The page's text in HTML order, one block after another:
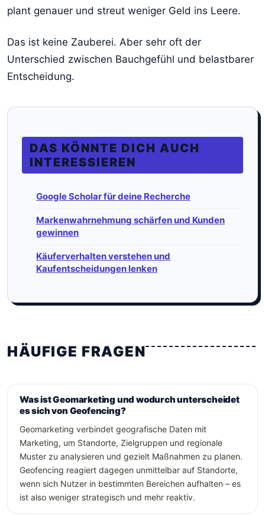
plant genauer und streut weniger Geld ins Leere.
Das ist keine Zauberei. Aber sehr oft der
Unterschied zwischen Bauchgefühl und belastbarer
Entscheidung.
DAS KÖNNTE DICH AUCH
INTERESSIEREN
Google Scholar für deine Recherche
Markenwahrnehmung schärfen und Kunden
gewinnen
Käuferverhalten verstehen und
Kaufentscheidungen lenken
HÄUFIGE FRAGEN
Was ist Geomarketing und wodurch unterscheidet
es sich von Geofencing?
Geomarketing verbindet geografische Daten mit
Marketing, um Standorte, Zielgruppen und regionale
Muster zu analysieren und gezielt Maßnahmen zu planen.
Geofencing reagiert dagegen unmittelbar auf Standorte,
wenn sich Nutzer in bestimmten Bereichen aufhalten – es
ist also weniger strategisch und mehr reaktiv.